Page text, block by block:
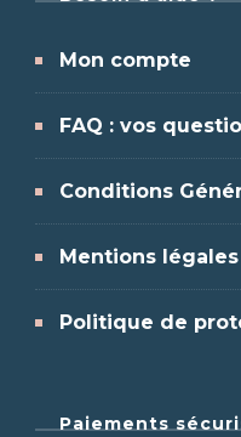
Mon compte
FAQ : vos
Conditions
Mentions légales
Politique de
Paiements